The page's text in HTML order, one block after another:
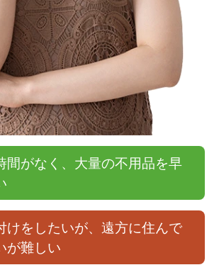
間がなく、大量の不用品を早
けをしたいが、遠方に住んで
が難しい